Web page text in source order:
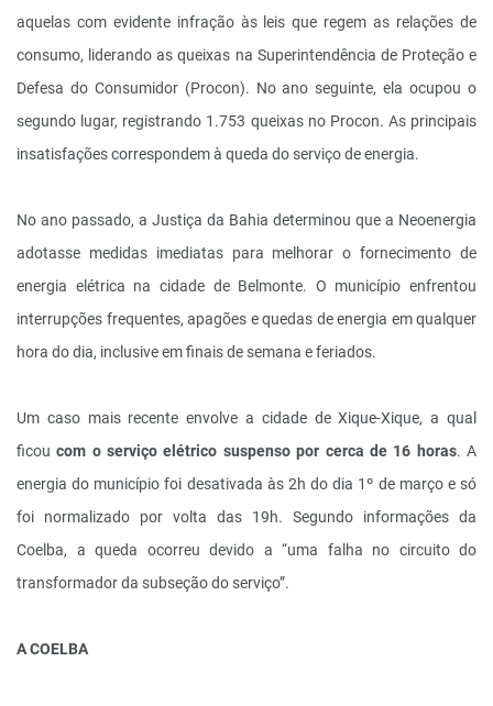
aquelas com evidente infração às leis que regem as relações de
consumo, liderando as queixas na Superintendência de Proteção e
Defesa do Consumidor (Procon). No ano seguinte, ela ocupou o
segundo lugar, registrando 1.753 queixas no Procon. As principais
insatisfações correspondem à queda do serviço de energia.
No ano passado, a Justiça da Bahia determinou que a Neoenergia
adotasse medidas imediatas para melhorar o fornecimento de
energia elétrica na cidade de Belmonte. O município enfrentou
interrupções frequentes, apagões e quedas de energia em qualquer
hora do dia, inclusive em finais de semana e feriados.
Um caso mais recente envolve a cidade de Xique-Xique, a qual
ficoucom o serviço elétrico suspenso por cerca de 16 horas. A
energia do município foi desativada às 2h do dia 1º de março e só
foi normalizado por volta das 19h. Segundo informações da
Coelba, a queda ocorreu devido a “uma falha no circuito do
transformador da subseção do serviço”.
A COELBA